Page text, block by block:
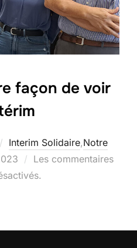
façon de voir
Interim Solidaire,Notre
Les commentaires